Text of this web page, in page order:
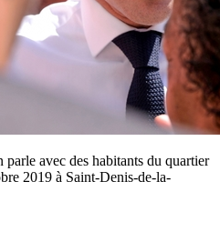
avec des habitants du quartier
2019 à Saint-Denis-de-la-